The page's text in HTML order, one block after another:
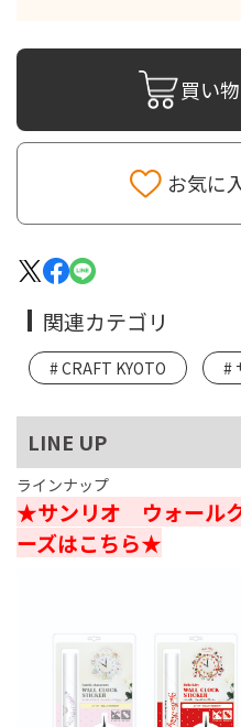
買い
お気に
LINE UP
ラインナップ
★サンリオ ウォール
ーズはこちら★
関連カテゴリ
CRAFT KYOTO